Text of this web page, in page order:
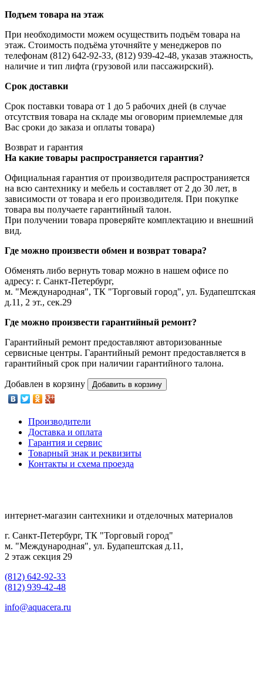
Подъем товара на этаж
При необходимости можем осуществить подъём товара на
этаж. Стоимость подъёма уточняйте у менеджеров по
телефонам (812) 642-92-33, (812) 939-42-48, указав этажность,
наличие и тип лифта (грузовой или пассажирский).
Срок доставки
Срок поставки товара от 1 до 5 рабочих дней (в случае
отсутствия товара на складе мы оговорим приемлемые для
Вас сроки до заказа и оплаты товара)
Возврат и гарантия
На какие товары распространяется гарантия?
Официальная гарантия от производителя распространияется
на всю сантехнику и мебель и составляет от 2 до 30 лет, в
зависимости от товара и его производителя. При покупке
товара вы получаете гарантийный талон.
При получении товара проверяйте комплектацию и внешний
вид.
Где можно произвести обмен и возврат товара?
Обменять либо вернуть товар можно в нашем офисе по
адресу: г. Санкт-Петербург,
м. "Международная", ТК "Торговый город", ул. Будапештская
д.11, 2 эт., сек.29
Где можно произвести гарантийный ремонт?
Гарантийный ремонт предоставляют авторизованные
сервисные центры. Гарантийный ремонт предоставляется в
гарантийный срок при наличии гарантийного талона.
Добавлен в корзину Добавить в корзину
Производители
Доставка и оплата
Гарантия и сервис
Товарный знак и реквизиты
Контакты и схема проезда
интернет-магазин сантехники и отделочных материалов
г. Санкт-Петербург, ТК "Торговый город"
м. "Международная", ул. Будапештская д.11,
2 этаж секция 29
(812) 642-92-33
(812) 939-42-48
info@aquacera.ru